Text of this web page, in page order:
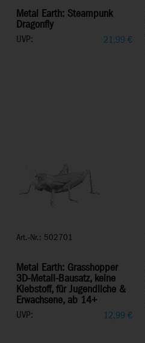
Metal Earth: Steampunk
Dragonfly
UVP: 21,99 €
Art.-Nr.: 502701
Metal Earth: Grasshopper
3D-Metall-Bausatz, keine
Klebstoff, für Jugendliche &
Erwachsene, ab 14+
UVP: 12,99 €